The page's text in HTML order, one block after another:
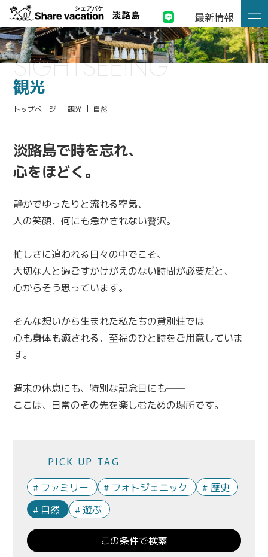
最新情報
観光
トップページ 観光 自然
SIGHTSEEING
淡路島で時を忘れ、
心をほどく。
静かでゆったりと流れる空気、
人の笑顔、何にも急かされない贅沢。
忙しさに追われる日々の中でこそ、
大切な人と過ごすかけがえのない時間が必要だと、
心からそう思っています。
そんな想いから生まれた私たちの貸別荘では
心も身体も癒される、至福のひと時をご用意していま
す。
週末の休息にも、特別な記念日にも――
ここは、日常のその先を楽しむための場所です。
PICK UP TAG
ファミリー
フォトジェニック
歴史
自然
遊ぶ